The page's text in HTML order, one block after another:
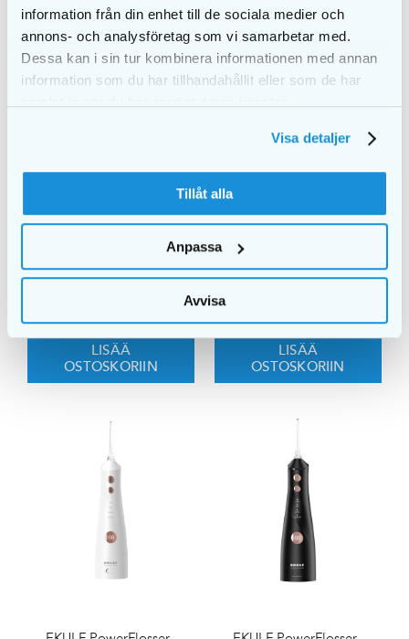
information från din enhet till de sociala medier och
annons- och analysföretag som vi samarbetar med.
Dessa kan i sin tur kombinera informationen med annan
information som du har tillhandahållit eller som de har
Visa detaljer
Tillåt alla
Anpassa
Avvisa
EKULF PowerFlosser
johdoton
LISÄÄ
OSTOSKORIIN
EKULF PowerFlosser
LISÄÄ
OSTOSKORIIN